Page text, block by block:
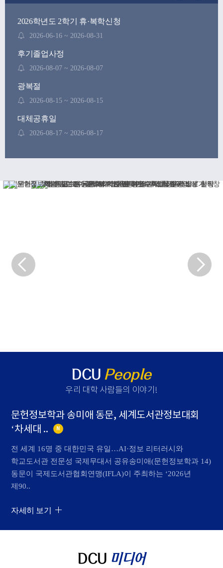
2026학년도 2학기 휴·복학신청
2026-06-16 ~ 2026-08-31
후기졸업사정
2026-08-07 ~ 2026-08-07
광복절
2026-08-15 ~ 2026-08-15
대체공휴일
2026-08-17 ~ 2026-08-17
DCU People
우리 대학 사람들의 이야기 !
문헌정보학과 송미애 동문, 세계도서관정보대회
‘차세대 ..
N
전 세계 16명 중 대한민국 유일…AI·정보 리터러시와
학교도서관 전문성 국제무대서 공유송미애(문헌정보학과 14)
동문이 국제도서관협회연맹(IFLA)이 주최하는 ‘2026년
제90..
자세히 보기
DCU 미디어